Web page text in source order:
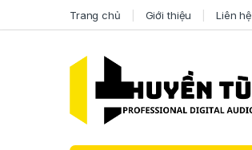
Trang chủ Giới thiệu Liên hệ